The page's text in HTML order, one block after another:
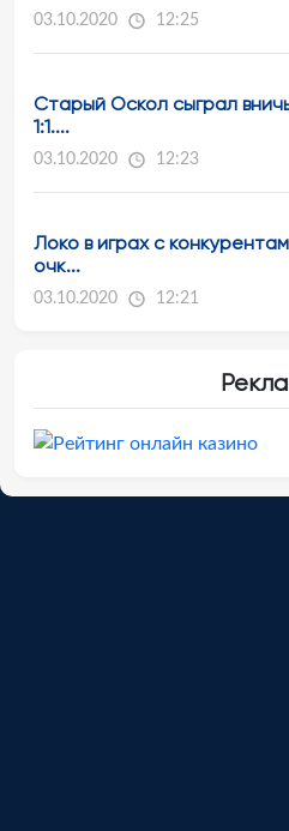
03.10.2020 12:25
Старый Оскол сыграл
1:1....
03.10.2020 12:23
Локо в играх с
очк...
03.10.2020 12:21